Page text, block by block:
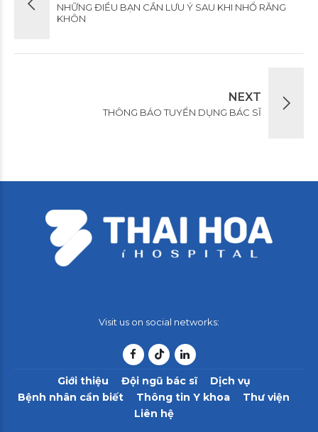
NHỮNG ĐIỀU BẠN CẦN LƯU Ý SAU KHI NHỔ RĂNG
KHÔN
NEXT
THÔNG BÁO TUYỂN DỤNG BÁC SĨ
Visit us on social networks:
Giới thiệu Đội ngũ bác sĩ
Dịch vụ
Bệnh nhân cần biết
Thông tin Y khoa
Thư viện
Liên hệ